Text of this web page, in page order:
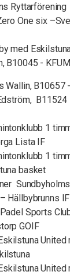
Ryttarförening
One six
med
B10045 -
Wallin, B10657
1
Lista IF
1
basket
Hällbybrunns IF
Sports
GOIF
United
United